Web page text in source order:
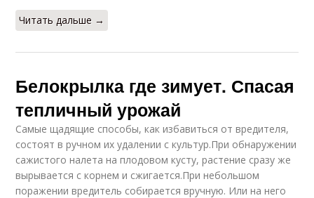
Читать дальше →
Белокрылка где зимует. Спасая
тепличный урожай
Самые щадящие способы, как избавиться от вредителя,
состоят в ручном их удалении с культур.При обнаружении
сажистого налета на плодовом кусту, растение сразу же
вырывается с корнем и сжигается.При небольшом
поражении вредитель собирается вручную. Или на него